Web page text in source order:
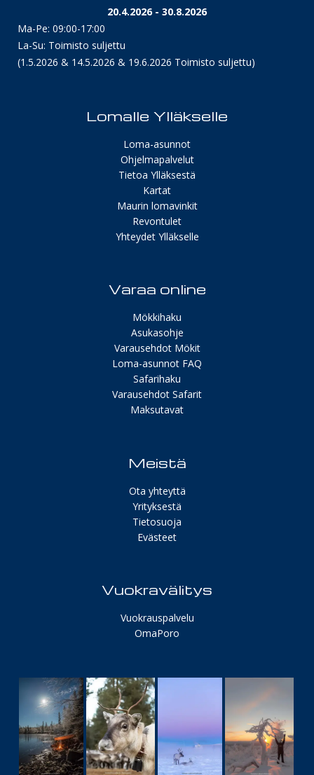
20.4.2026 - 30.8.2026
Ma-Pe: 09:00-17:00
La-Su: Toimisto suljettu
(1.5.2026 & 14.5.2026 & 19.6.2026 Toimisto suljettu)
Lomalle Ylläkselle
Loma-asunnot
Ohjelmapalvelut
Tietoa Ylläksestä
Kartat
Maurin lomavinkit
Revontulet
Yhteydet Ylläkselle
Varaa online
Mökkihaku
Asukasohje
Varausehdot Mökit
Loma-asunnot FAQ
Safarihaku
Varausehdot Safarit
Maksutavat
Meistä
Ota yhteyttä
Yrityksestä
Tietosuoja
Evästeet
Vuokravälitys
Vuokrauspalvelu
OmaPoro